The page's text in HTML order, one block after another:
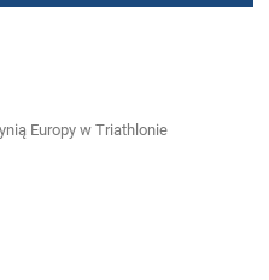
Europy w Triathlonie